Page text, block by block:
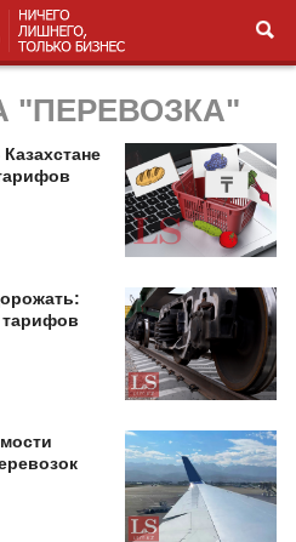
"ПЕРЕВОЗКА"
тарифов